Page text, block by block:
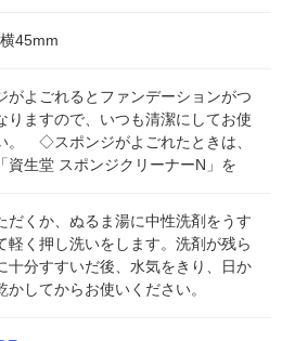
45mm
よごれるとファンデーションがつ
りますので、いつも清潔にしてお使
。 ◇スポンジがよごれたときは、
資生堂 スポンジクリーナーN」を
だくか、ぬるま湯に中性洗剤をうす
軽く押し洗いをします。洗剤が残ら
十分すすいだ後、水気をきり、日か
かしてからお使いください。